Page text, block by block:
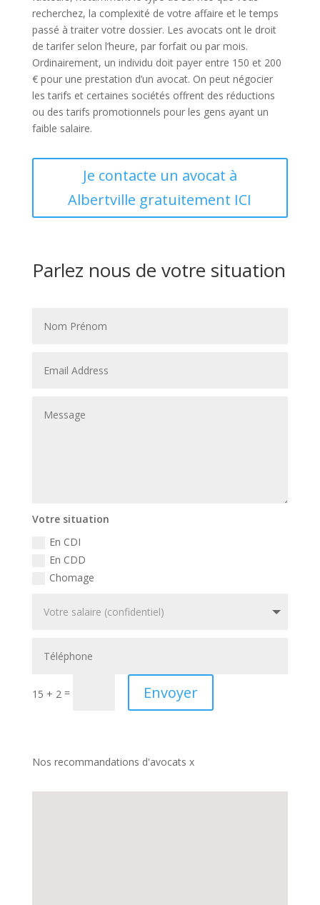
recherchez, la complexité de votre affaire et le temps
passé à traiter votre dossier. Les avocats ont le droit
de tarifer selon l’heure, par forfait ou par mois.
Ordinairement, un individu doit payer entre 150 et 200
€ pour une prestation d’un avocat. On peut négocier
les tarifs et certaines sociétés offrent des réductions
ou des tarifs promotionnels pour les gens ayant un
faible salaire.
Je contacte un avocat à
Albertville gratuitement ICI
Parlez nous de votre situation
Votre situation
En CDI
En CDD
Chomage
15 + 2 = Envoyer
Nos recommandations d'avocats x